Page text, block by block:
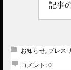
記事
お知らせ, プレス
コメント:0